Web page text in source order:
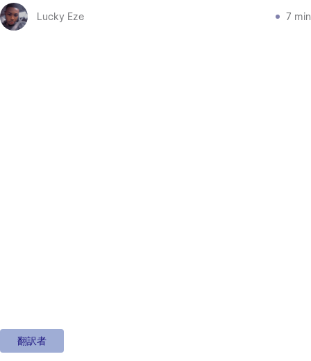
Lucky Eze 7 min
翻訳者